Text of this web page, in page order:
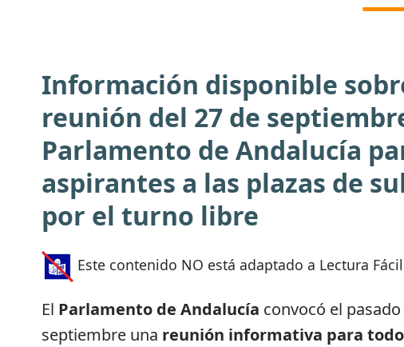
Información disponible
reunión del 27 de
Parlamento de Andalucía
aspirantes a las plazas de
por el turno libre
Este contenido NO está adaptado a Lectura Fácil
El Parlamento de Andalucía convocó el
septiembre una reunión informativa para